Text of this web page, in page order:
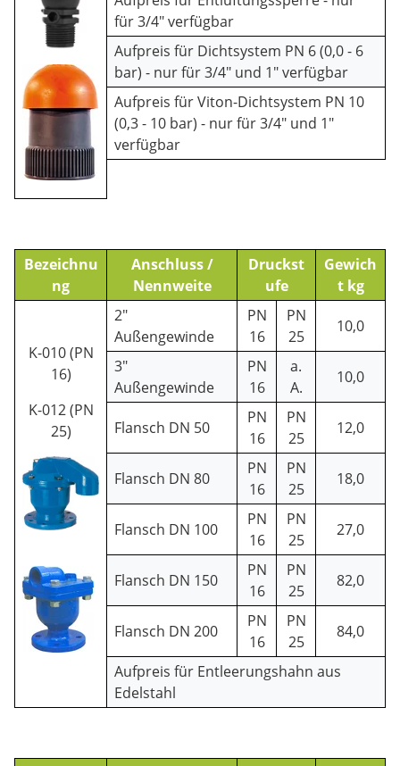
für 3/4" verfügbar
Aufpreis für Dichtsystem PN 6 (0,0 - 6
bar) - nur für 3/4" und 1" verfügbar
Aufpreis für Viton-Dichtsystem PN 10
(0,3 - 10 bar) - nur für 3/4" und 1"
verfügbar
Bezeichnu
ng
Anschluss /
Nennweite
Druckst
ufe
Gewich
t kg
K-010 (PN
16)
K-012 (PN
25)
2"
Außengewinde
PN
16
PN
25
10,0
3"
Außengewinde
PN
16
a.
A.
10,0
Flansch DN 50
PN
16
PN
25
12,0
Flansch DN 80
PN
16
PN
25
18,0
Flansch DN 100
PN
16
PN
25
27,0
Flansch DN 150
PN
16
PN
25
82,0
Flansch DN 200
PN
16
PN
25
84,0
Aufpreis für Entleerungshahn aus
Edelstahl